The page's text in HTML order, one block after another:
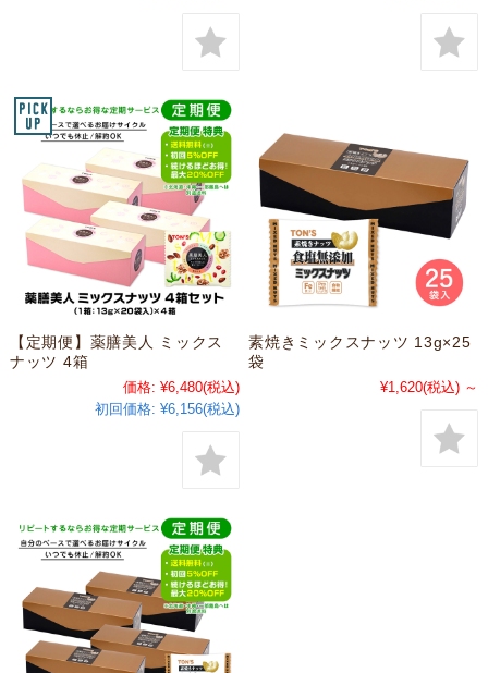
【定期便】薬膳美人 ミックス
ナッツ 4箱
価格: ¥6,480(税込)
初回価格: ¥6,156(税込)
素焼きミックスナッツ 13g×25
袋
¥1,620(税込) ～